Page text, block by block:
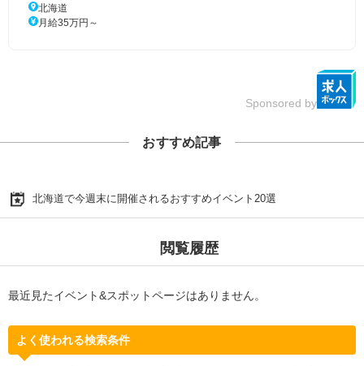
北海道
月給35万円～
Sponsored by
おすすめ記事
北海道で今週末に開催されるおすすめイベント20選
閲覧履歴
最近見たイベント&スポットページはありません。
よく使われる検索条件